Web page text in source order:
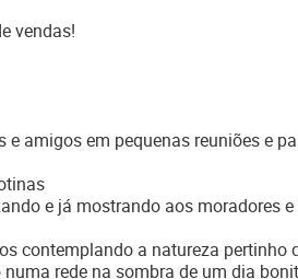
vendas!
amigos em pequenas reuniões e
e já mostrando aos moradores
contemplando a natureza pertinho
rede na sombra de um dia